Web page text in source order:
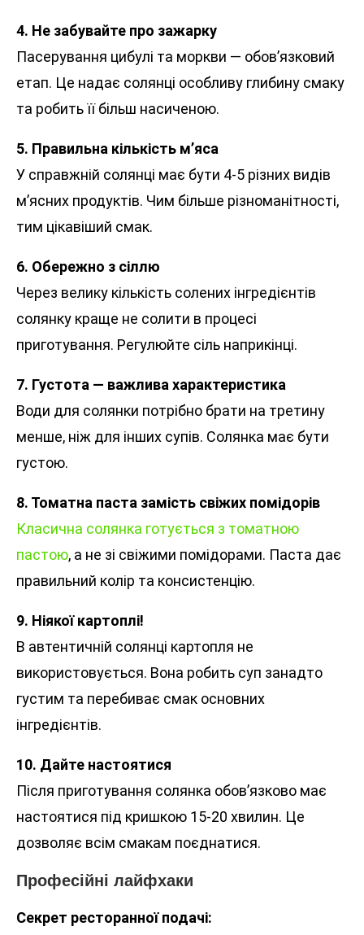
4. Не забувайте про зажарку
Пасерування цибулі та моркви — обов’язковий
етап. Це надає солянці особливу глибину смаку
та робить її більш насиченою.
5. Правильна кількість м’яса
У справжній солянці має бути 4-5 різних видів
м’ясних продуктів. Чим більше різноманітності,
тим цікавіший смак.
6. Обережно з сіллю
Через велику кількість солених інгредієнтів
солянку краще не солити в процесі
приготування. Регулюйте сіль наприкінці.
7. Густота — важлива характеристика
Води для солянки потрібно брати на третину
менше, ніж для інших супів. Солянка має бути
густою.
8. Томатна паста замість свіжих помідорів
Класична солянка готується з томатною
пастою, а не зі свіжими помідорами. Паста дає
правильний колір та консистенцію.
9. Ніякої картоплі!
В автентичній солянці картопля не
використовується. Вона робить суп занадто
густим та перебиває смак основних
інгредієнтів.
10. Дайте настоятися
Після приготування солянка обов’язково має
настоятися під кришкою 15-20 хвилин. Це
дозволяє всім смакам поєднатися.
Професійні лайфхаки
Секрет ресторанної подачі: